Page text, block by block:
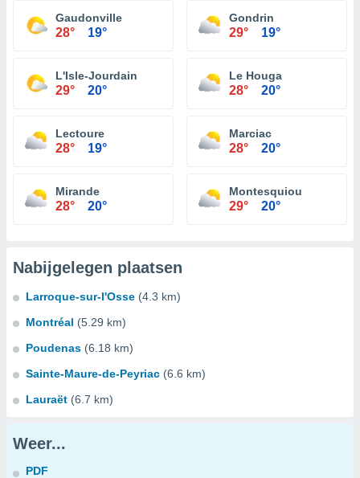
Gaudonville
28° 19°
Gondrin
29° 19°
L'Isle-Jourdain
29° 20°
Le Houga
28° 20°
Lectoure
28° 19°
Marciac
28° 20°
Mirande
28° 20°
Montesquiou
29° 20°
Nabijgelegen plaatsen
Larroque-sur-l'Osse (4.3 km)
Montréal (5.29 km)
Poudenas (6.18 km)
Sainte-Maure-de-Peyriac (6.6 km)
Lauraët (6.7 km)
Weer...
PDF